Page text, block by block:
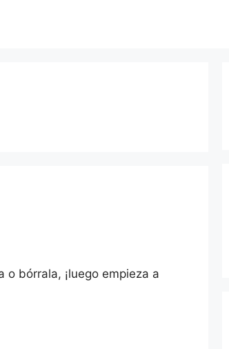
o bórrala, ¡luego empieza a